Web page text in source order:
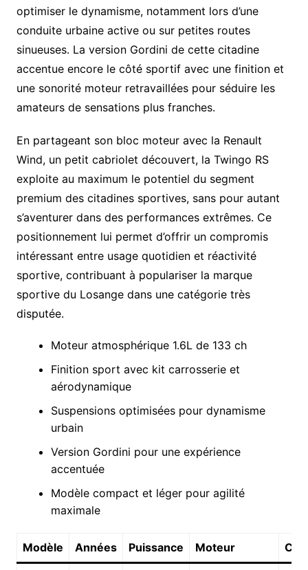
optimiser le dynamisme, notamment lors d’une
conduite urbaine active ou sur petites routes
sinueuses. La version Gordini de cette citadine
accentue encore le côté sportif avec une finition et
une sonorité moteur retravaillées pour séduire les
amateurs de sensations plus franches.
En partageant son bloc moteur avec la Renault
Wind, un petit cabriolet découvert, la Twingo RS
exploite au maximum le potentiel du segment
premium des citadines sportives, sans pour autant
s’aventurer dans des performances extrêmes. Ce
positionnement lui permet d’offrir un compromis
intéressant entre usage quotidien et réactivité
sportive, contribuant à populariser la marque
sportive du Losange dans une catégorie très
disputée.
Moteur atmosphérique 1.6L de 133 ch
Finition sport avec kit carrosserie et
aérodynamique
Suspensions optimisées pour dynamisme
urbain
Version Gordini pour une expérience
accentuée
Modèle compact et léger pour agilité
maximale
Modèle Années Puissance Moteur